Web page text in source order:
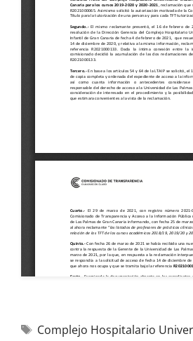
Complejo Hospitalario